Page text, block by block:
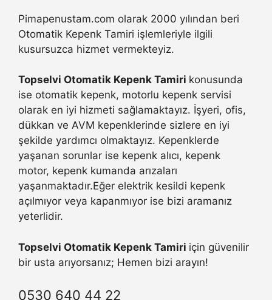
Pimapenustam.com olarak 2000 yılından beri
Otomatik Kepenk Tamiri işlemleriyle ilgili
kusursuzca hizmet vermekteyiz.
Topselvi Otomatik Kepenk Tamiri konusunda
ise otomatik kepenk, motorlu kepenk servisi
olarak en iyi hizmeti sağlamaktayız. İşyeri, ofis,
dükkan ve AVM kepenklerinde sizlere en iyi
şekilde yardımcı olmaktayız. Kepenklerde
yaşanan sorunlar ise kepenk alıcı, kepenk
motor, kepenk kumanda arızaları
yaşanmaktadır.Eğer elektrik kesildi kepenk
açılmıyor veya kapanmıyor ise bizi aramanız
yeterlidir.
Topselvi Otomatik Kepenk Tamiri için güvenilir
bir usta arıyorsanız; Hemen bizi arayın!
0530 640 44 22